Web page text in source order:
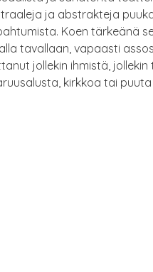
ja abstrakteja
Koen tärkeänä
tavallaan, vapaasti
jollekin ihmistä, jollekin
kirkkoa tai